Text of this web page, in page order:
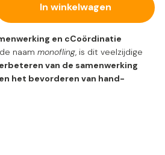
In winkelwagen
en cCoördinatie
naam monofling, is dit veelzijdige
van de samenwerking
het bevorderen van hand-
handvatten, waarmee je het net
bal omhoog schiet. Het net wordt